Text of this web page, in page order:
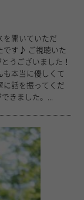
です♪ ご視聴いた
うございました！
も本当に優しくて
話を振ってくだ
きました。...